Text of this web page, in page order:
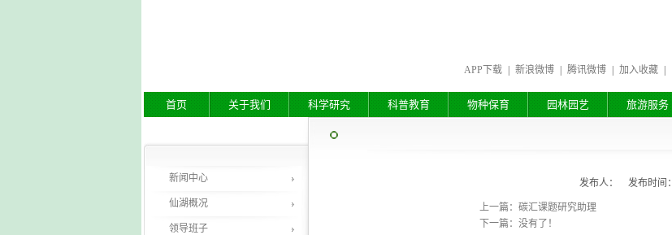
APP下载 新浪微博 腾讯微博 加入收藏
首页 关于我们 科学研究 科普教育 物种保育 园林园艺 旅游服务
发布人： 发布时间：
上一篇：碳汇课题研究助理
下一篇：没有了！
新闻中心
仙湖概况
领导班子